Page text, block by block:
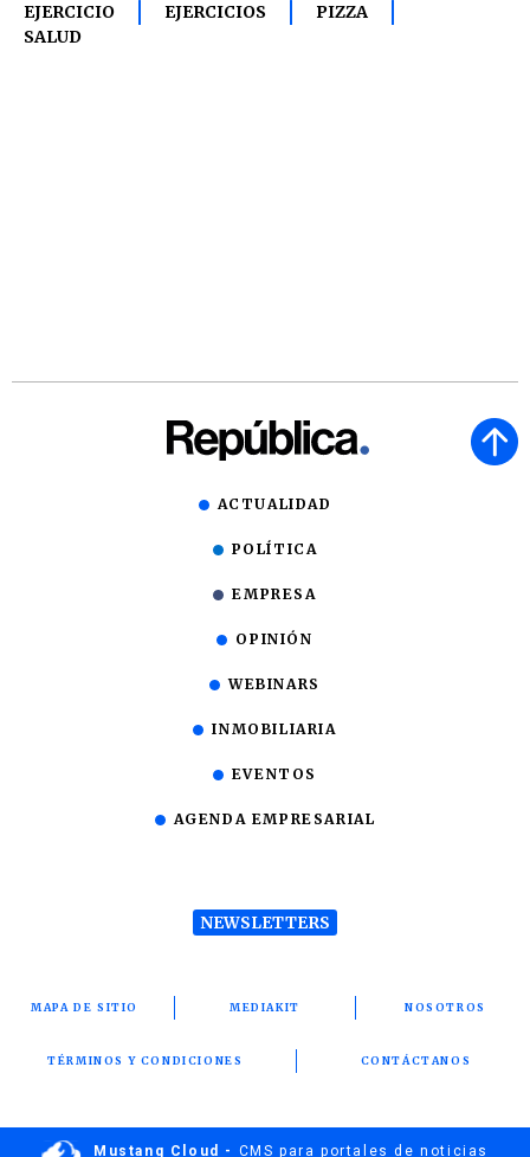
EJERCICIO
EJERCICIOS
PIZZA
SALUD
ACTUALIDAD
POLÍTICA
EMPRESA
OPINIÓN
WEBINARS
INMOBILIARIA
EVENTOS
AGENDA EMPRESARIAL
NEWSLETTERS
MAPA DE SITIO MEDIAKIT NOSOTROS
TÉRMINOS Y CONDICIONES CONTÁCTANOS
Mustang Cloud - CMS para portales de noticias